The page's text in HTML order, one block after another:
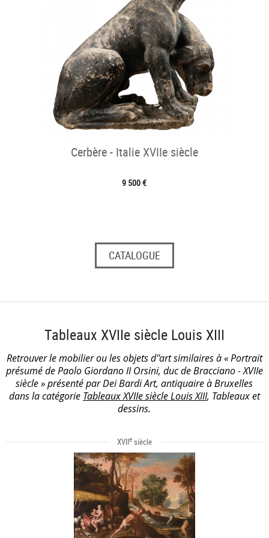
Cerbère - Italie XVIIe siècle
9 500 €
CATALOGUE
Tableaux XVIIe siècle Louis XIII
Retrouver le mobilier ou les objets d''art similaires à « Portrait
présumé de Paolo Giordano II Orsini, duc de Bracciano - XVIIe
siècle » présenté par Dei Bardi Art, antiquaire à Bruxelles
dans la catégorie Tableaux XVIIe siècle Louis XIII, Tableaux et
dessins.
XVIIesiècle